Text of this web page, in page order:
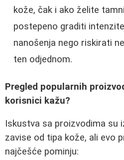
kože, čak i ako želite
postepeno graditi
nanošenja nego riskirati
ten odjednom.
Pregled popularnih
korisnici kažu?
Iskustva sa proizvodima su
zavise od tipa kože, ali evo
najčešće pominju: